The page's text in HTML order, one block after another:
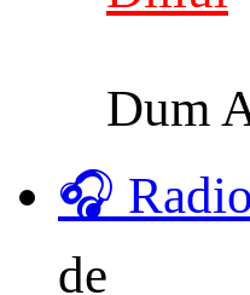
Dum
🎧
de